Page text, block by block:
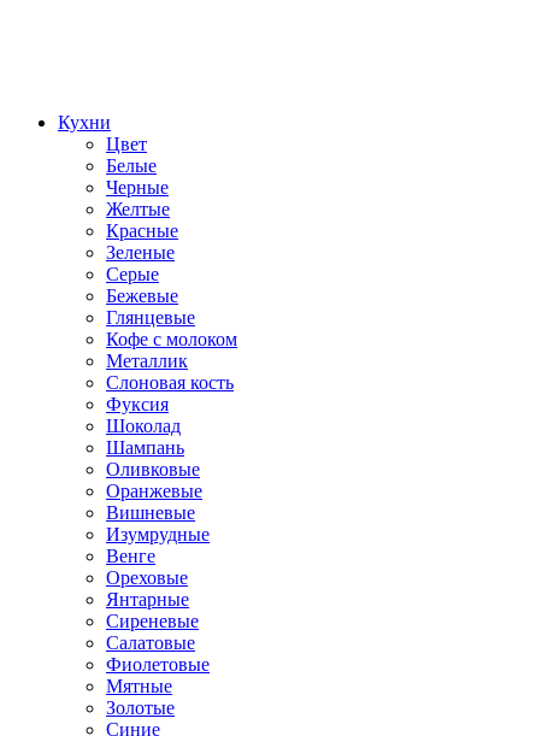
Кухни
Цвет
Белые
Черные
Желтые
Красные
Зеленые
Серые
Бежевые
Глянцевые
Кофе с молоком
Металлик
Слоновая кость
Фуксия
Шоколад
Шампань
Оливковые
Оранжевые
Вишневые
Изумрудные
Венге
Ореховые
Янтарные
Сиреневые
Салатовые
Фиолетовые
Мятные
Золотые
Синие